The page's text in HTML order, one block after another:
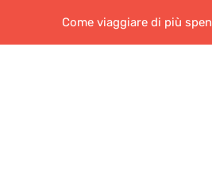
Come viaggiare di più